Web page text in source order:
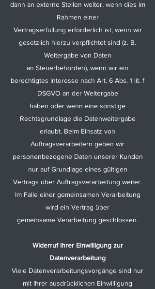
dann an externe Stellen weiter, wenn dies im
Rahmen einer
Vertragserfüllung erforderlich ist, wenn wir
gesetzlich hierzu verpflichtet sind (z. B.
Weitergabe von Daten
an Steuerbehörden), wenn wir ein
berechtigtes Interesse nach Art. 6 Abs. 1 lit. f
DSGVO an der Weitergabe
haben oder wenn eine sonstige
Rechtsgrundlage die Datenweitergabe
erlaubt. Beim Einsatz von
Auftragsverarbeitern geben wir
personenbezogene Daten unserer Kunden
nur auf Grundlage eines gültigen
Vertrags über Auftragsverarbeitung weiter.
Im Falle einer gemeinsamen Verarbeitung
wird ein Vertrag über
gemeinsame Verarbeitung geschlossen.
Widerruf Ihrer Einwilligung zur
Datenverarbeitung
Viele Datenverarbeitungsvorgänge sind nur
mit Ihrer ausdrücklichen Einwilligung